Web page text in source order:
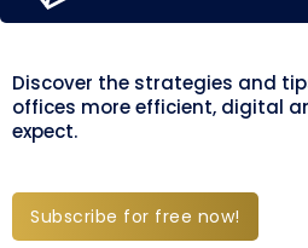
Discover the strategies and
offices more efficient, digital
expect.
Subscribe for free now!